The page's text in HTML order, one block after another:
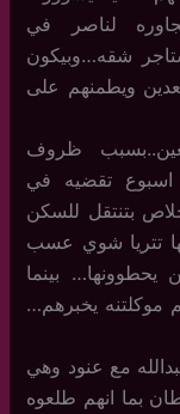
لناصر في
شقه…وبيكون
ويطمنهم على
ظروف
اسبوع تقضيه في
بتنتقل للسكن
تتريا شوي عسب
بينما
موكلتنه يخبرهم…
مع عنود وهي
بما انهم طلعوه